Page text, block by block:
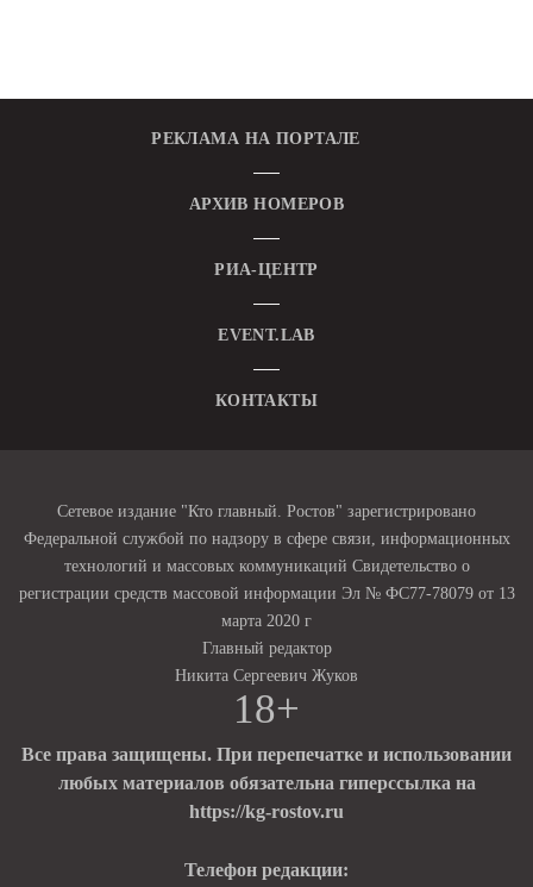
РЕКЛАМА НА ПОРТАЛЕ
АРХИВ НОМЕРОВ
РИА-ЦЕНТР
EVENT.LAB
КОНТАКТЫ
Сетевое издание "Кто главный. Ростов" зарегистрировано
Федеральной службой по надзору в сфере связи, информационных
технологий и массовых коммуникаций Свидетельство о
регистрации средств массовой информации Эл № ФС77-78079 от 13
марта 2020 г
Главный редактор
Никита Сергеевич Жуков
18+
Все права защищены. При перепечатке и использовании
любых материалов обязательна гиперссылка на
https://kg-rostov.ru
Телефон редакции: